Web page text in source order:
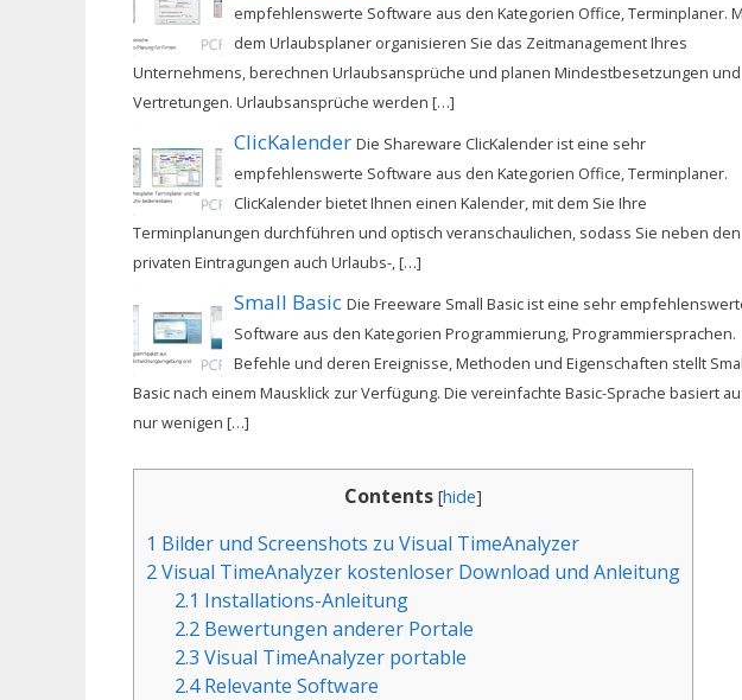
empfehlenswerte Software aus den Kategorien Office, Terminplaner.
dem Urlaubsplaner organisieren Sie das Zeitmanagement Ihres
Unternehmens, berechnen Urlaubsansprüche und planen Mindestbesetzungen und
Vertretungen. Urlaubsansprüche werden […]
ClicKalender Die Shareware ClicKalender ist eine sehr
empfehlenswerte Software aus den Kategorien Office, Terminplaner.
ClicKalender bietet Ihnen einen Kalender, mit dem Sie Ihre
Terminplanungen durchführen und optisch veranschaulichen, sodass Sie neben den
privaten Eintragungen auch Urlaubs-, […]
Small Basic Die Freeware Small Basic ist eine sehr
Software aus den Kategorien Programmierung, Programmiersprachen.
Befehle und deren Ereignisse, Methoden und Eigenschaften stellt
Basic nach einem Mausklick zur Verfügung. Die vereinfachte Basic-Sprache basiert
nur wenigen […]
Contents [hide]
1 Bilder und Screenshots zu Visual TimeAnalyzer
2Visual TimeAnalyzer kostenloser Download und Anleitung
2.1 Installations-Anleitung
2.2 Bewertungen anderer Portale
2.3 Visual TimeAnalyzer portable
2.4Relevante Software